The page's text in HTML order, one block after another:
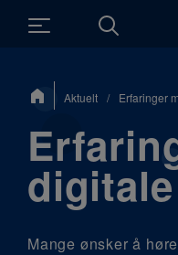
Du
er Aktuelt / Erfaringer
Mange ønsker å